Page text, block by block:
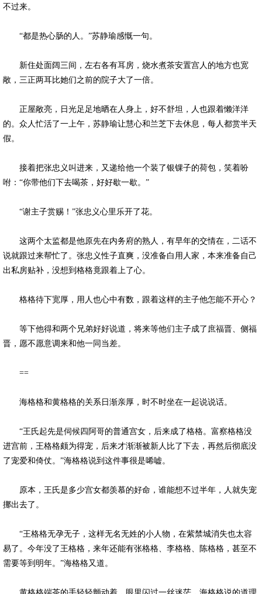
不过来。
“都是热心肠的人。”苏静瑜感慨一句。
新住处面阔三间，左右各有耳房，烧水煮茶安置宫人的地方也宽
敞，三正两耳比她们之前的院子大了一倍。
正屋敞亮，日光足足地晒在人身上，好不舒坦，人也跟着懒洋洋
的。众人忙活了一上午，苏静瑜让慧心和兰芝下去休息，每人都赏半天
假。
接着把张忠义叫进来，又递给他一个装了银锞子的荷包，笑着吩
咐：“你带他们下去喝茶，好好歇一歇。”
“谢主子赏赐！”张忠义心里乐开了花。
这两个太监都是他原先在内务府的熟人，有早年的交情在，二话不
说就跟过来帮忙了。张忠义性子直爽，没准备白用人家，本来准备自己
出私房贴补，没想到格格竟跟着上了心。
格格待下宽厚，用人也心中有数，跟着这样的主子他怎能不开心？
等下他得和两个兄弟好好说道，将来等他们主子成了庶福晋、侧福
晋，愿不愿意调来和他一同当差。
==
海格格和黄格格的关系日渐亲厚，时不时坐在一起说说话。
“王氏起先是伺候四阿哥的普通宫女，后来成了格格。富察格格没
进宫前，王格格颇为得宠，后来才渐渐被新人比了下去，再然后彻底没
了宠爱和倚仗。”海格格说到这件事很是唏嘘。
原本，王氏是多少宫女都羡慕的好命，谁能想不过半年，人就失宠
挪出去了。
“王格格无孕无子，这样无名无姓的小人物，在紫禁城消失也太容
易了。今年没了王格格，来年还能有张格格、李格格、陈格格，甚至不
需要等到明年。”海格格又道。